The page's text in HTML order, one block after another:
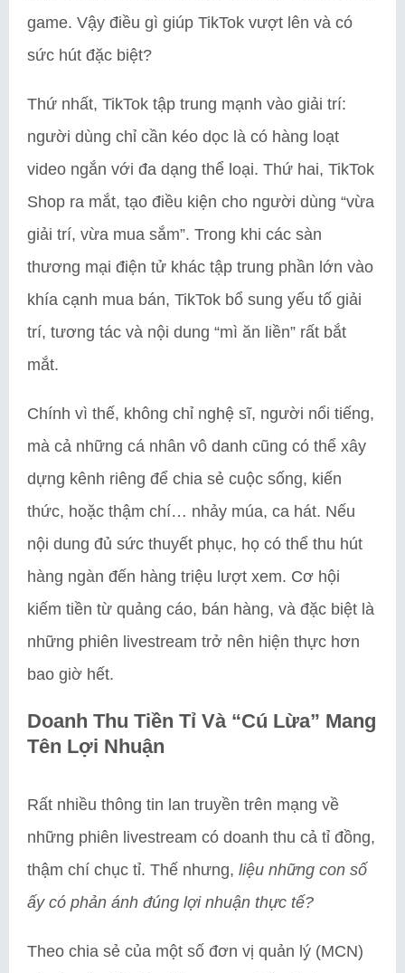
game. Vậy điều gì giúp TikTok vượt lên và có
sức hút đặc biệt?
Thứ nhất, TikTok tập trung mạnh vào giải trí:
người dùng chỉ cần kéo dọc là có hàng loạt
video ngắn với đa dạng thể loại. Thứ hai, TikTok
Shop ra mắt, tạo điều kiện cho người dùng “vừa
giải trí, vừa mua sắm”. Trong khi các sàn
thương mại điện tử khác tập trung phần lớn vào
khía cạnh mua bán, TikTok bổ sung yếu tố giải
trí, tương tác và nội dung “mì ăn liền” rất bắt
mắt.
Chính vì thế, không chỉ nghệ sĩ, người nổi tiếng,
mà cả những cá nhân vô danh cũng có thể xây
dựng kênh riêng để chia sẻ cuộc sống, kiến
thức, hoặc thậm chí… nhảy múa, ca hát. Nếu
nội dung đủ sức thuyết phục, họ có thể thu hút
hàng ngàn đến hàng triệu lượt xem. Cơ hội
kiếm tiền từ quảng cáo, bán hàng, và đặc biệt là
những phiên livestream trở nên hiện thực hơn
bao giờ hết.
Doanh Thu Tiền Tỉ Và “Cú Lừa” Mang
Tên Lợi Nhuận
Rất nhiều thông tin lan truyền trên mạng về
những phiên livestream có doanh thu cả tỉ đồng,
thậm chí chục tỉ. Thế nhưng, liệu những con số
ấy có phản ánh đúng lợi nhuận thực tế?
Theo chia sẻ của một số đơn vị quản lý (MCN)